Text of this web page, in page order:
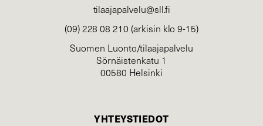
tilaajapalvelu@sll.fi
(09) 228 08 210 (arkisin klo 9-15)
Suomen Luonto/tilaajapalvelu
Sörnäistenkatu 1
00580 Helsinki
YHTEYSTIEDOT